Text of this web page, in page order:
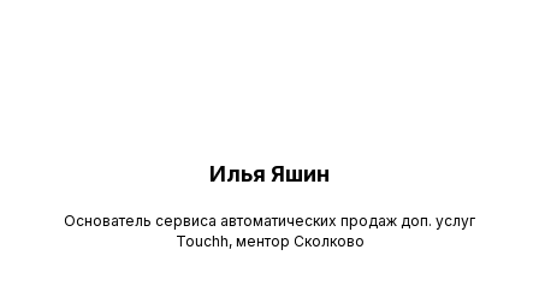
Илья Яшин
Основатель сервиса автоматических продаж доп. услуг
Touchh, ментор Сколково